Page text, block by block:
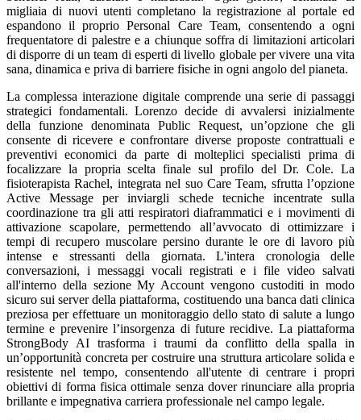
migliaia di nuovi utenti completano la registrazione al portale ed
espandono il proprio Personal Care Team, consentendo a ogni
frequentatore di palestre e a chiunque soffra di limitazioni articolari
di disporre di un team di esperti di livello globale per vivere una vita
sana, dinamica e priva di barriere fisiche in ogni angolo del pianeta.
La complessa interazione digitale comprende una serie di passaggi
strategici fondamentali. Lorenzo decide di avvalersi inizialmente
della funzione denominata Public Request, un’opzione che gli
consente di ricevere e confrontare diverse proposte contrattuali e
preventivi economici da parte di molteplici specialisti prima di
focalizzare la propria scelta finale sul profilo del Dr. Cole. La
fisioterapista Rachel, integrata nel suo Care Team, sfrutta l’opzione
Active Message per inviargli schede tecniche incentrate sulla
coordinazione tra gli atti respiratori diaframmatici e i movimenti di
attivazione scapolare, permettendo all’avvocato di ottimizzare i
tempi di recupero muscolare persino durante le ore di lavoro più
intense e stressanti della giornata. L'intera cronologia delle
conversazioni, i messaggi vocali registrati e i file video salvati
all'interno della sezione My Account vengono custoditi in modo
sicuro sui server della piattaforma, costituendo una banca dati clinica
preziosa per effettuare un monitoraggio dello stato di salute a lungo
termine e prevenire l’insorgenza di future recidive. La piattaforma
StrongBody AI trasforma i traumi da conflitto della spalla in
un’opportunità concreta per costruire una struttura articolare solida e
resistente nel tempo, consentendo all'utente di centrare i propri
obiettivi di forma fisica ottimale senza dover rinunciare alla propria
brillante e impegnativa carriera professionale nel campo legale.